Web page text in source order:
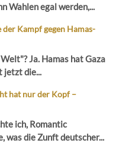
Wahlen egal werden,...
Kampf gegen Hamas-
Ja. Hamas hat Gaza
jetzt die...
hat nur der Kopf –
ich, Romantic
was die Zunft deutscher...